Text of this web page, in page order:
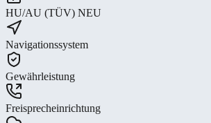
HU/AU (TÜV) NEU
Navigationssystem
Gewährleistung
Freisprecheinrichtung